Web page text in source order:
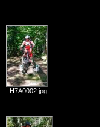
_H7A0002.jpg